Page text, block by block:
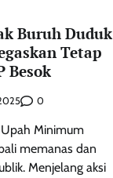
Buruh Duduk
Tetap
Besok
0
Minimum
memanas dan
Menjelang aksi